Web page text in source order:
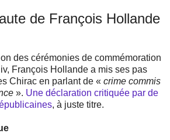
de François Hollande
des cérémonies de commémoration
François Hollande a mis ses pas
Chirac en parlant de « crime commis
». Une déclaration critiquée par de
, à juste titre.